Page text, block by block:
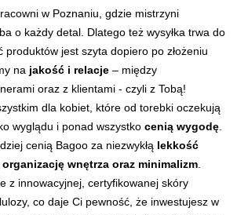
w Poznaniu, gdzie mistrzyni
o każdy detal. Dlatego też wysyłka trwa do
jest szyta dopiero po złożeniu
na jakość i relacje – między
oraz z klientami - czyli z Tobą!
dla kobiet, które od torebki oczekują
wyglądu i ponad wszystko cenią wygodę
cenią Bagoo za niezwykłą lekkość
organizację wnętrza oraz minimalizm
z innowacyjnej, certyfikowanej skóry
co daje Ci pewność, że inwestujesz w